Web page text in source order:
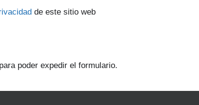
de este sitio web
poder expedir el formulario.